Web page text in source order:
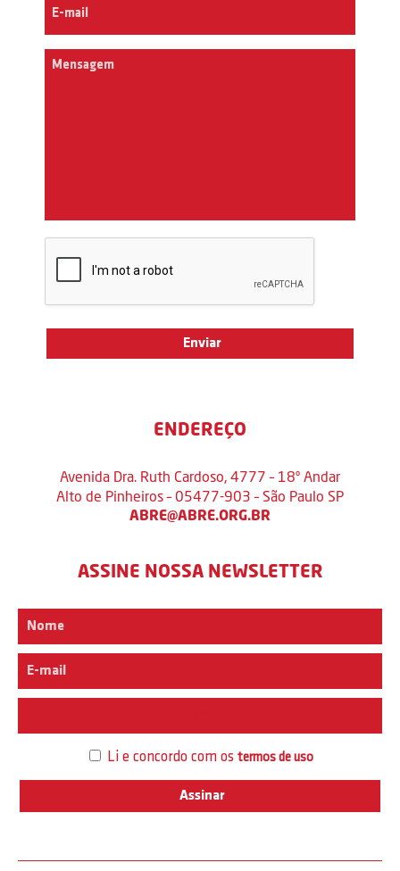
ENDEREÇO
Avenida Dra. Ruth Cardoso, 4777 – 18º Andar
Alto de Pinheiros – 05477-903 – São Paulo SP
ABRE@ABRE.ORG.BR
ASSINE NOSSA NEWSLETTER
Li e concordo com os termos de uso